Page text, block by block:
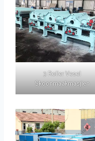
3 Roller Vesel
Skoonmaakmasjien